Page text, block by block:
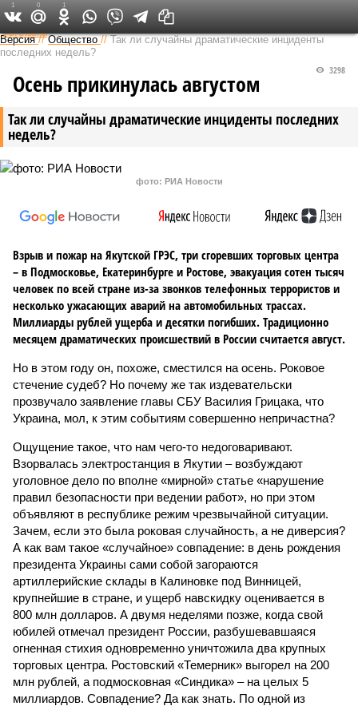
Федеральный выпуск
Версия //Общество //Так ли случайны драматические инциденты
последних недель?
Так ли случайны драматические инциденты последних
недель?
3298
Осень прикинулась августом
фото: РИА Новости
Взрыв и пожар на Якутской ГРЭС, три сгоревших торговых центра
– в Подмосковье, Екатеринбурге и Ростове, эвакуация сотен тысяч
человек по всей стране из-за звонков телефонных террористов и
несколько ужасающих аварий на автомобильных трассах.
Миллиарды рублей ущерба и десятки погибших. Традиционно
месяцем драматических происшествий в России считается август.
Но в этом году он, похоже, сместился на осень. Роковое
стечение судеб? Но почему же так издевательски
прозвучало заявление главы СБУ Василия Грицака, что
Украина, мол, к этим событиям совершенно непричастна?
Ощущение такое, что нам чего-то недоговаривают.
Взорвалась электростанция в Якутии – возбуждают
уголовное дело по вполне «мирной» статье «нарушение
правил безопасности при ведении работ», но при этом
объявляют в республике режим чрезвычайной ситуации.
Зачем, если это была роковая случайность, а не диверсия?
А как вам такое «случайное» совпадение: в день рождения
президента Украины сами собой загораются
артиллерийские склады в Калиновке под Винницей,
крупнейшие в стране, и ущерб навскидку оценивается в
800 млн долларов. А двумя неделями позже, когда свой
юбилей отмечал президент России, разбушевавшаяся
огненная стихия одновременно уничтожила два крупных
торговых центра. Ростовский «Темерник» выгорел на 200
млн рублей, а подмосковная «Синдика» – на целых 5
миллиардов. Совпадение? Да как знать. По одной из
1 0 1